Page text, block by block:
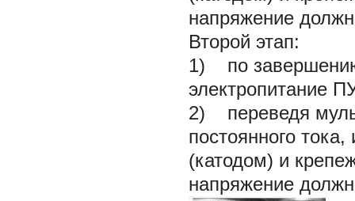
напряжение
Второй этап:
1) по завершению
электропитание
2) переведя
постоянного
(катодом) и
напряжение